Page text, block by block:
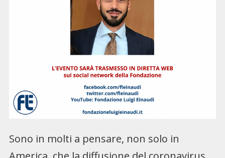
Sono in molti a pensare, non solo in